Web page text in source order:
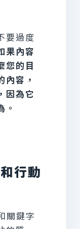
要過度
果內容
您的目
內容，
因為它
。
行動
關鍵字